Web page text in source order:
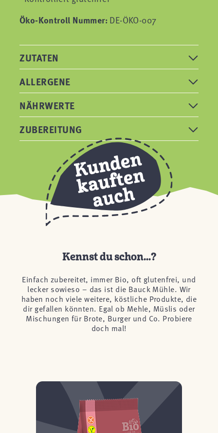
Öko-Kontroll Nummer: DE-ÖKO-007
ZUTATEN
ALLERGENE
NÄHRWERTE
ZUBEREITUNG
Kennst du schon...?
Einfach zubereitet, immer Bio, oft glutenfrei, und
lecker sowieso – das ist die Bauck Mühle. Wir
haben noch viele weitere, köstliche Produkte, die
dir gefallen könnten. Egal ob Mehle, Müslis oder
Mischungen für Brote, Burger und Co. Probiere
doch mal!